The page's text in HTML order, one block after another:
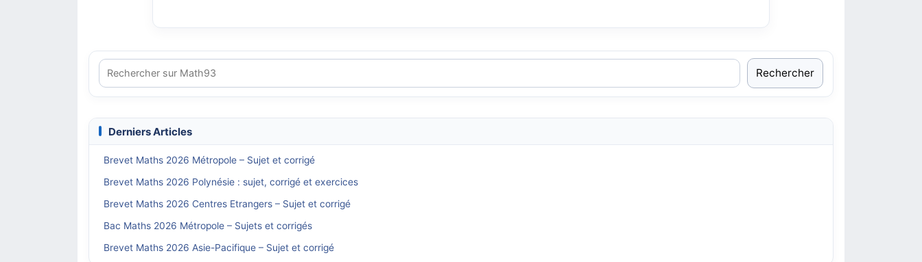
Rechercher
Derniers Articles
Brevet Maths 2026 Métropole – Sujet et corrigé
Brevet Maths 2026 Polynésie : sujet, corrigé et exercices
Brevet Maths 2026 Centres Etrangers – Sujet et corrigé
Bac Maths 2026 Métropole – Sujets et corrigés
Brevet Maths 2026 Asie-Pacifique – Sujet et corrigé